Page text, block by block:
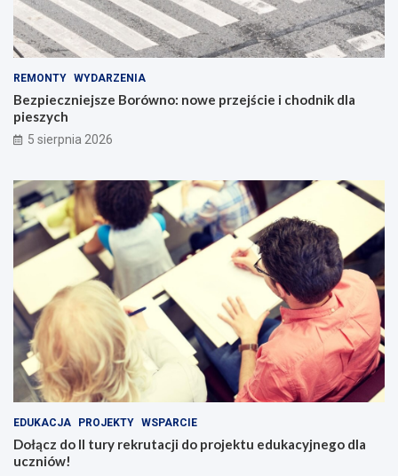
REMONTY WYDARZENIA
Bezpieczniejsze Borówno: nowe przejście i chodnik dla
pieszych
5 sierpnia 2026
EDUKACJA PROJEKTY WSPARCIE
Dołącz do II tury rekrutacji do projektu edukacyjnego dla
uczniów!